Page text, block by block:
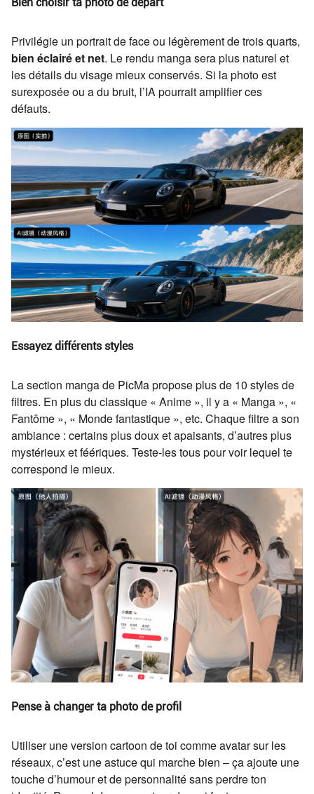
Privilégie un portrait de face ou légèrement de trois quarts,
bien éclairé et net. Le rendu manga sera plus naturel et
les détails du visage mieux conservés. Si la photo est
surexposée ou a du bruit, l’IA pourrait amplifier ces
défauts.
Essayez différents styles
La section manga de PicMa propose plus de 10 styles de
filtres. En plus du classique « Anime », il y a « Manga », «
Fantôme », « Monde fantastique », etc. Chaque filtre a son
ambiance : certains plus doux et apaisants, d’autres plus
mystérieux et féériques. Teste-les tous pour voir lequel te
correspond le mieux.
Pense à changer ta photo de profil
Utiliser une version cartoon de toi comme avatar sur les
réseaux, c’est une astuce qui marche bien – ça ajoute une
touche d’humour et de personnalité sans perdre ton